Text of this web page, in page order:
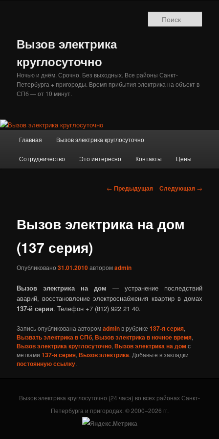
Вызов электрика
круглосуточно
Ночью и днём. Срочно. Без выходных. Все районы Санкт-
Петербурга + пригороды. Время прибытия электрика на объект в
СПб — от 10 минут.
Главная Вызов электрика круглосуточно
Сотрудничество Это интересно Контакты Цены
Навигация
← Предыдущая Следующая →
Вызов электрика на дом
(137‎ серия)
Опубликовано31.01.2010авторомadmin
Вызов электрика на дом — устранение последствий
аварий, восстановление электроснабжения квартир в домах
137‎-й серии. Телефон +7 (812) 922 21 40.
Запись опубликована авторомadmin в рубрике137-я серия,
Вызвать электрика в СПб,Вызов электрика в ночное время,
Вызов электрика круглосуточно,Вызов электрика на дом с
метками137-я серия,Вызов электрика. Добавьте в закладки
постоянную ссылку.
Вызов электрика круглосуточно (24 часа) во всех районах Санкт-
Петербурга и пригородах. © 2000–2026 гг.